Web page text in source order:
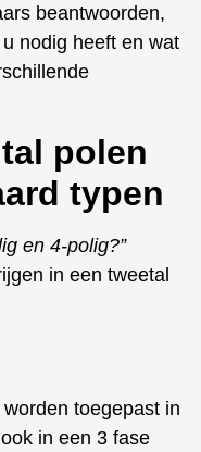
beantwoorden,
nodig heeft en wat
polen
typen
en 4-polig?”
in een tweetal
toegepast in
in een 3 fase